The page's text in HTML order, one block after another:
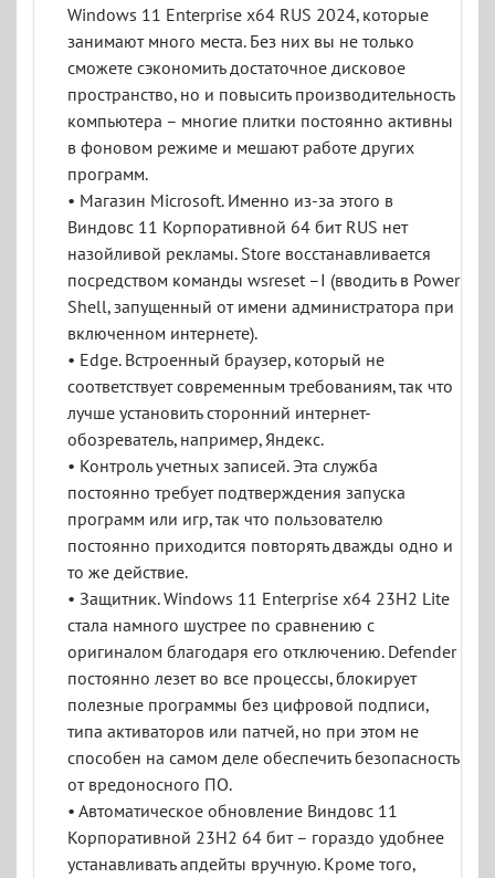
Windows 11 Enterprise x64 RUS 2024, которые
занимают много места. Без них вы не только
сможете сэкономить достаточное дисковое
пространство, но и повысить производительность
компьютера – многие плитки постоянно активны
в фоновом режиме и мешают работе других
программ.
• Магазин Microsoft. Именно из-за этого в
Виндовс 11 Корпоративной 64 бит RUS нет
назойливой рекламы. Store восстанавливается
посредством команды wsreset –I (вводить в Power
Shell, запущенный от имени администратора при
включенном интернете).
• Edge. Встроенный браузер, который не
соответствует современным требованиям, так что
лучше установить сторонний интернет-
обозреватель, например, Яндекс.
• Контроль учетных записей. Эта служба
постоянно требует подтверждения запуска
программ или игр, так что пользователю
постоянно приходится повторять дважды одно и
то же действие.
• Защитник. Windows 11 Enterprise x64 23H2 Lite
стала намного шустрее по сравнению с
оригиналом благодаря его отключению. Defender
постоянно лезет во все процессы, блокирует
полезные программы без цифровой подписи,
типа активаторов или патчей, но при этом не
способен на самом деле обеспечить безопасность
от вредоносного ПО.
• Автоматическое обновление Виндовс 11
Корпоративной 23H2 64 бит – гораздо удобнее
устанавливать апдейты вручную. Кроме того,